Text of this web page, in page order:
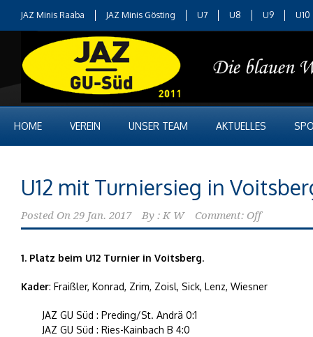
JAZ Minis Raaba JAZ Minis Gösting U7 U8 U9 U10
HOME VEREIN UNSER TEAM AKTUELLES
U12 mit Turniersieg in
Posted On 29 Jan. 2017 By : K W Comment: Off
1. Platz beim U12 Turnier in Voitsberg.
Kader: Fraißler, Konrad, Zrim, Zoisl, Sick, Lenz, Wiesner
JAZ GU Süd : Preding/St. Andrä 0:1
JAZ GU Süd : Ries-Kainbach B 4:0